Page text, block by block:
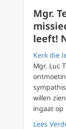
Mgr.
leeft!
Kerk die
Mgr. Luc
willen
ingaat op
Lees